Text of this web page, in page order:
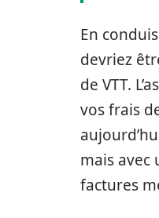
En
devriez
de VTT.
vos frais
mais avec
factures